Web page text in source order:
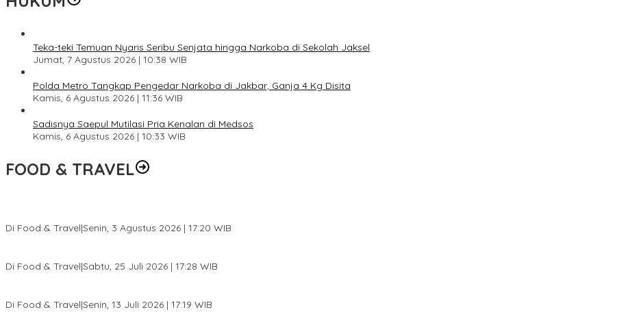
Teka-teki Temuan Nyaris Seribu Senjata hingga Narkoba di Sekolah Jaksel
Jumat, 7 Agustus 2026 | 10:38 WIB
Polda Metro Tangkap Pengedar Narkoba di Jakbar, Ganja 4 Kg Disita
Kamis, 6 Agustus 2026 | 11:36 WIB
Sadisnya Saepul Mutilasi Pria Kenalan di Medsos
Kamis, 6 Agustus 2026 | 10:33 WIB
FOOD & TRAVEL
Di Food & Travel|Senin, 3 Agustus 2026 | 17:20 WIB
Di Food & Travel|Sabtu, 25 Juli 2026 | 17:28 WIB
Di Food & Travel|Senin, 13 Juli 2026 | 17:19 WIB